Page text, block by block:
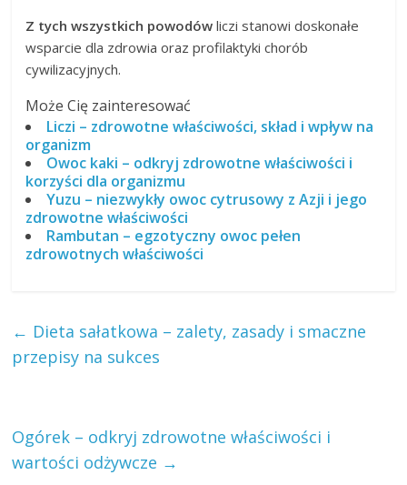
Z tych wszystkich powodów liczi stanowi doskonałe
wsparcie dla zdrowia oraz profilaktyki chorób
cywilizacyjnych.
Może Cię zainteresować
Liczi – zdrowotne właściwości, skład i wpływ na
organizm
Owoc kaki – odkryj zdrowotne właściwości i
korzyści dla organizmu
Yuzu – niezwykły owoc cytrusowy z Azji i jego
zdrowotne właściwości
Rambutan – egzotyczny owoc pełen
zdrowotnych właściwości
← Dieta sałatkowa – zalety, zasady i smaczne
przepisy na sukces
Ogórek – odkryj zdrowotne właściwości i
wartości odżywcze →